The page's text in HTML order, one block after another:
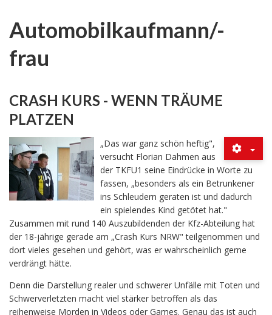
Automobilkaufmann/-
frau
CRASH KURS - WENN TRÄUME
PLATZEN
„Das war ganz schön heftig",
versucht Florian Dahmen aus
der TKFU1 seine Eindrücke in Worte zu
fassen, „besonders als ein Betrunkener
ins Schleudern geraten ist und dadurch
ein spielendes Kind getötet hat."
Zusammen mit rund 140 Auszubildenden der Kfz-Abteilung hat
der 18-jährige gerade am „Crash Kurs NRW" teilgenommen und
dort vieles gesehen und gehört, was er wahrscheinlich gerne
verdrängt hätte.
Denn die Darstellung realer und schwerer Unfälle mit Toten und
Schwerverletzten macht viel stärker betroffen als das
reihenweise Morden in Videos oder Games. Genau das ist auch